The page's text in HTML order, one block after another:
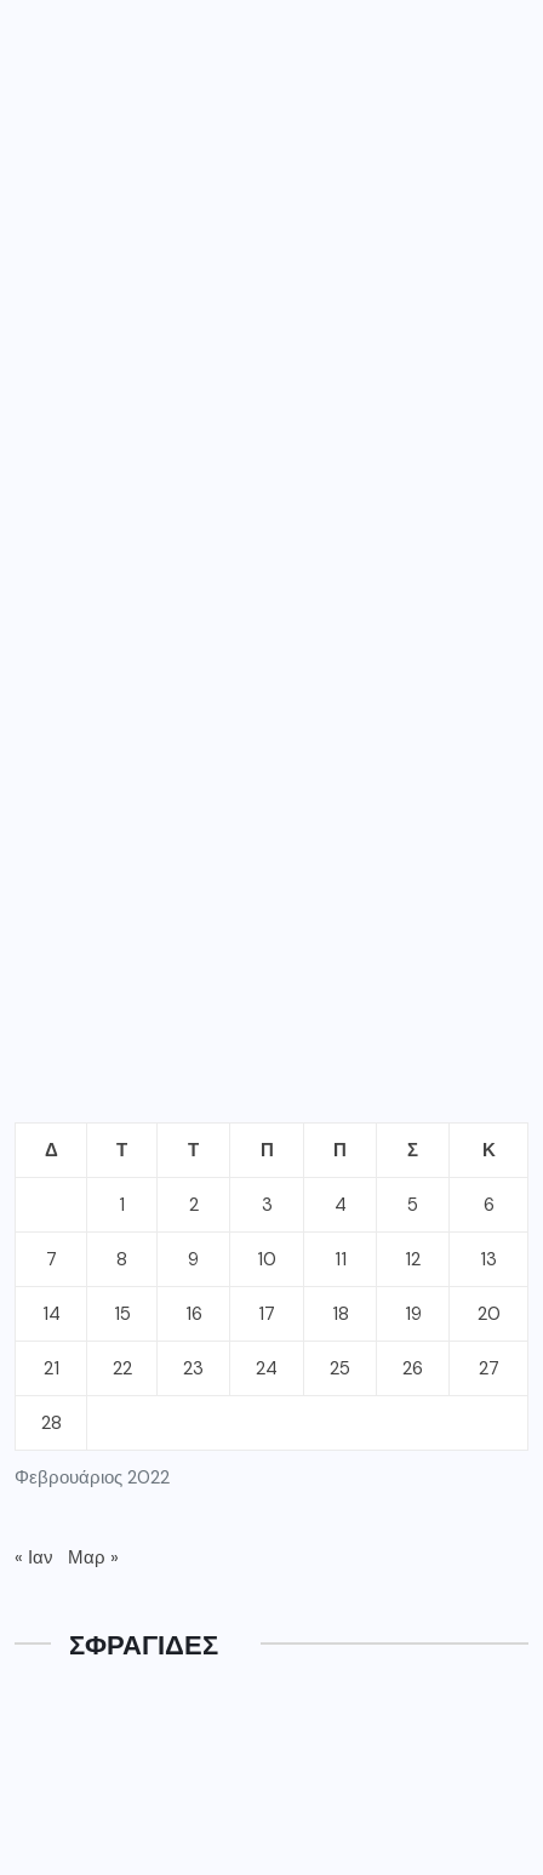
Φεβρουάριος 2022
Δ Τ Τ Π Π Σ Κ
1 2 3 4 5 6
7 8 9 10 11 12 13
14 15 16 17 18 19 20
21 22 23 24 25 26 27
28
« Ιαν Μαρ »
ΣΦΡΑΓΙΔΕΣ